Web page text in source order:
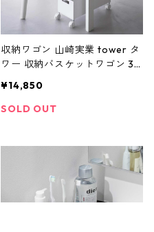
収納ワゴン 山崎実業 tower タ
ワー 収納バスケットワゴン 3
¥14,850
SOLD OUT